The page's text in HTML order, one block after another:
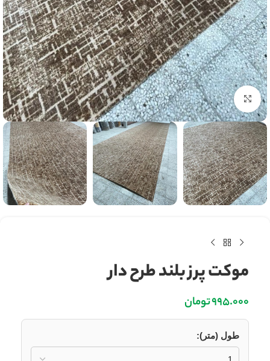
بزرگنمایی تصویر
موکت پرز بلند طرح دار
995.000تومان
طول (متر):